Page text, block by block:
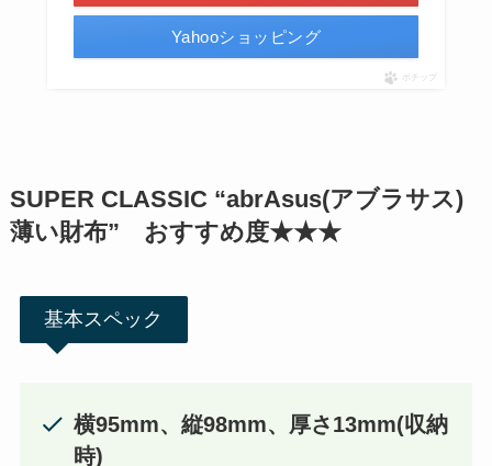
Yahooショッピング
ポチップ
SUPER CLASSIC “abrAsus(アブラサス)
薄い財布” おすすめ度★★★
基本スペック
横95mm、縦98mm、厚さ13mm(収納
時)